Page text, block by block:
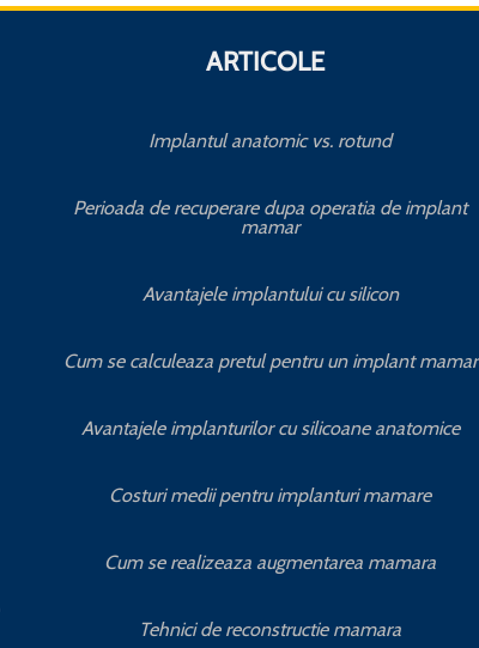
ARTICOLE
Implantul anatomic vs. rotund
Perioada de recuperare dupa operatia de implant
mamar
Avantajele implantului cu silicon
Cum se calculeaza pretul pentru un implant mamar
Avantajele implanturilor cu silicoane anatomice
Costuri medii pentru implanturi mamare
Cum se realizeaza augmentarea mamara
Tehnici de reconstructie mamara